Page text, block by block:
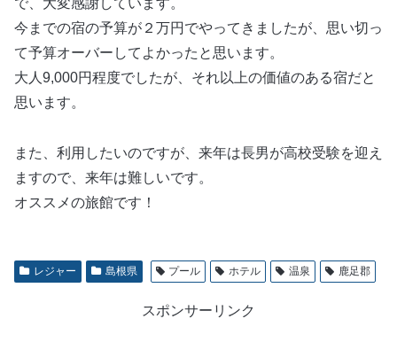
で、大変感謝しています。
今までの宿の予算が２万円でやってきましたが、思い切っ
て予算オーバーしてよかったと思います。
大人9,000円程度でしたが、それ以上の価値のある宿だと
思います。
また、利用したいのですが、来年は長男が高校受験を迎え
ますので、来年は難しいです。
オススメの旅館です！
レジャー 島根県 プール ホテル 温泉 鹿足郡
スポンサーリンク